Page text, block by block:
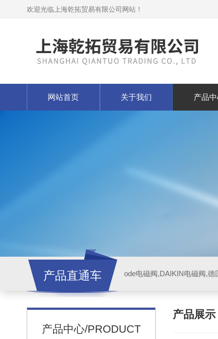
欢迎光临上海乾拓贸易有限公司网站！
网站首页 关于我们 产品
产品直通车 ode电磁阀,DAIKIN电磁阀,
产品中心/PRODUCT
产品展示